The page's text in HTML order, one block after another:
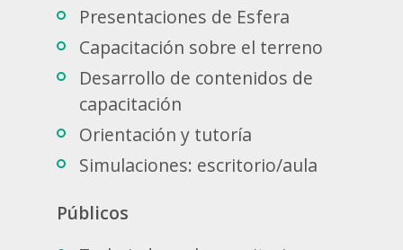
Presentaciones de Esfera
Capacitación sobre el terreno
Desarrollo de contenidos de
capacitación
Orientación y tutoría
Simulaciones: escritorio/aula
Públicos